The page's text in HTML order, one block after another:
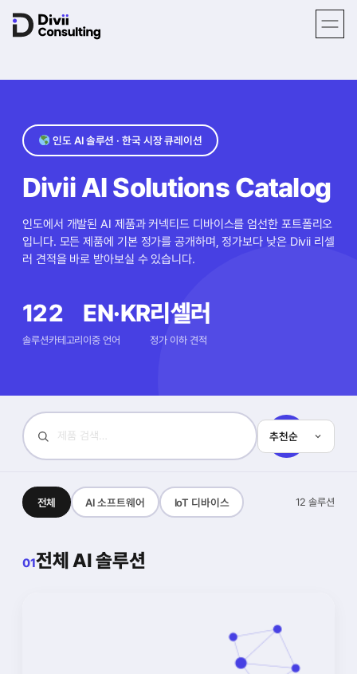
인도 AI 솔루션 · 한국 시장 큐레이션
Divii AI Solutions Catalog
인도에서 개발된 AI 제품과 커넥티드 디바이스를 엄선한 포트폴리오
입니다. 모든 제품에 기본 정가를 공개하며, 정가보다 낮은 Divii 리셀
러 견적을 바로 받아보실 수 있습니다.
12
솔루션
2
카테고리
EN·KR
이중 언어
리셀러
정가 이하 견적
색
전체 AI 소프트웨어 IoT 디바이스 12 솔루션
01전체 AI 솔루션